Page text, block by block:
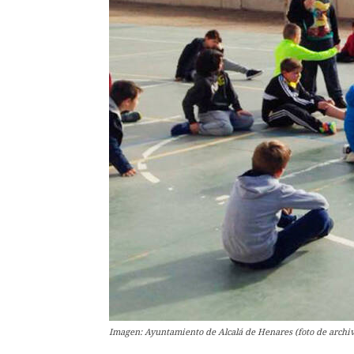
Imagen: Ayuntamiento de Alcalá de Henares (foto de